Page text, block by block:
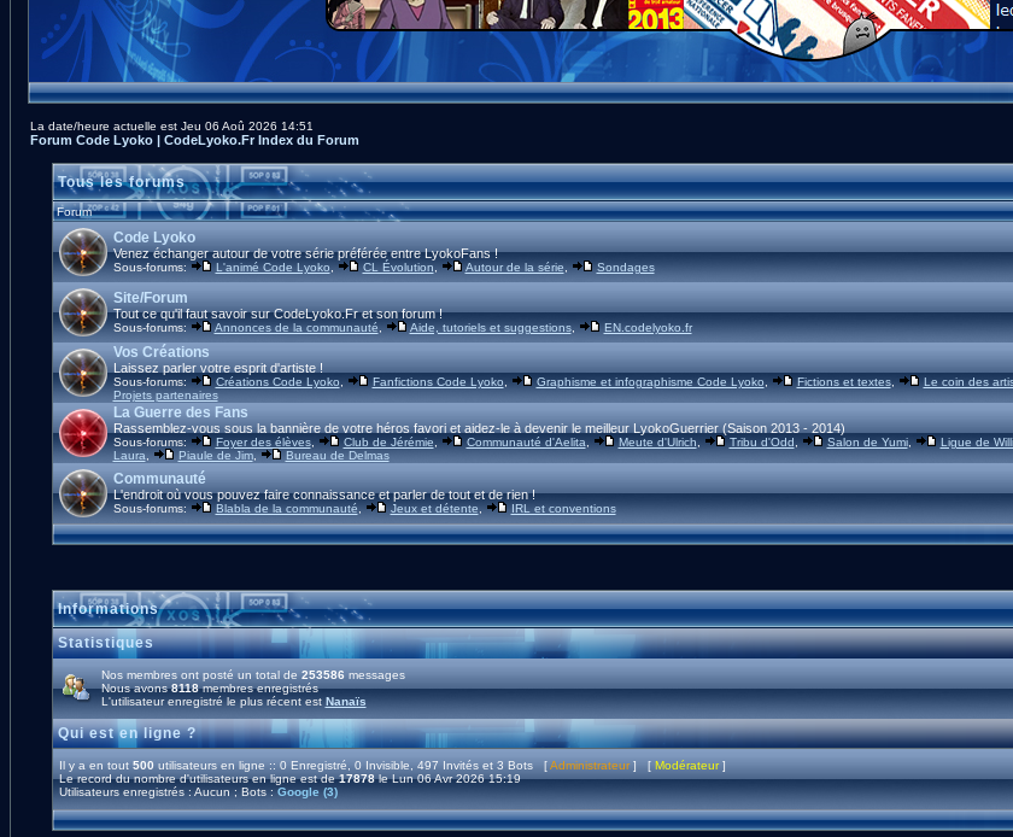
La date/heure actuelle est Jeu 06 Aoû 2026 14:51
Forum Code Lyoko | CodeLyoko.Fr Index du Forum
Tous les forums
Forum
Code Lyoko
Venez échanger autour de votre série préférée entre LyokoFans !
Sous-forums: L'animé Code Lyoko, CL Évolution Autour de la série, Sondages
Site/Forum
Tout ce qu'il faut savoir sur CodeLyoko.Fr et son forum !
Sous-forums: Annonces de la communauté, Aide, tutoriels et suggestions, EN.codelyoko.fr
Vos Créations
Laissez parler votre esprit d'artiste !
Sous-forums: Créations Code Lyoko, Fanfictions Code Lyoko, Graphisme et infographisme Code Lyoko, Fictions et textes, Le coin des
Projets partenaires
La Guerre des Fans
Rassemblez-vous sous la bannière de votre héros favori et aidez-le à devenir le meilleur LyokoGuerrier (Saison 2013 - 2014)
Sous-forums: Foyer des élèves, Club de Jérémie Communauté d'Aelita Meute d'Ulrich Tribu d'Odd Salon de Yumi, Ligue de
Laura
Piaule de Jim, Bureau de Delmas
Communauté
L'endroit où vous pouvez faire connaissance et parler de tout et de rien !
Sous-forums: Blabla de la communauté, Jeux et détente, IRL et conventions
Informations
Statistiques
Nos membres ont posté un total de 253586 messages
Nous avons8118membres enregistrés
L'utilisateur enregistré le plus récent est Nanaïs
Qui est en ligne ?
Il y a en tout 500utilisateurs en ligne :: 0 Enregistré, 0 Invisible, 497 Invités et 3 Bots [Administrateur] [ Modérateur]
Le record du nombre d'utilisateurs en ligne est de17878le Lun 06 Avr 2026 15:19
Utilisateurs enregistrés : Aucun ; Bots : Google (3)